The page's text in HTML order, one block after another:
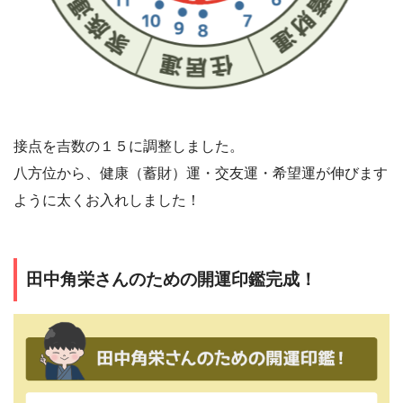
接点を吉数の１５に調整しました。
八方位から、健康（蓄財）運・交友運・希望運が伸びます
ように太くお入れしました！
田中角栄さんのための開運印鑑完成！